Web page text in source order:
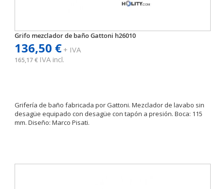
Grifo mezclador de baño Gattoni h26010
136,50 €+ IVA
165,17 € IVA incl.
Grifería de baño fabricada por Gattoni. Mezclador de lavabo sin
desagüe equipado con desagüe con tapón a presión. Boca: 115
mm. Diseño: Marco Pisati.